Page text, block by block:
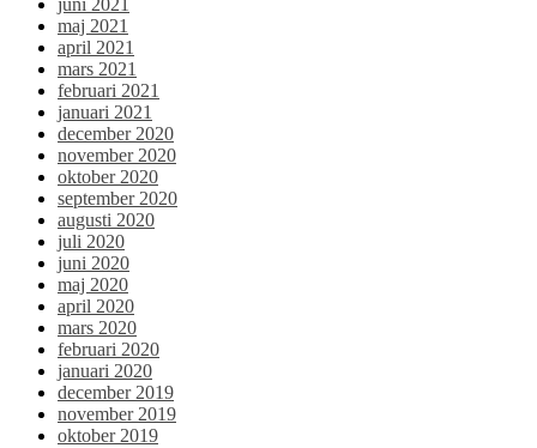
juni 2021
maj 2021
april 2021
mars 2021
februari 2021
januari 2021
december 2020
november 2020
oktober 2020
september 2020
augusti 2020
juli 2020
juni 2020
maj 2020
april 2020
mars 2020
februari 2020
januari 2020
december 2019
november 2019
oktober 2019